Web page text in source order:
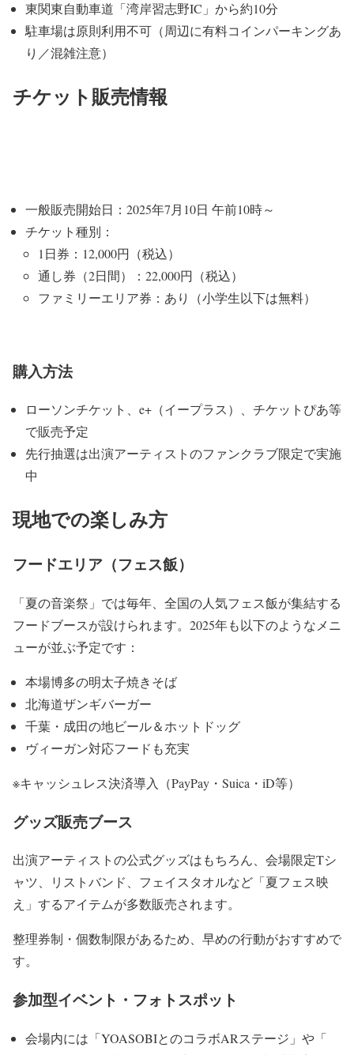
東関東自動車道「湾岸習志野IC」から約10分
駐車場は原則利用不可（周辺に有料コインパーキングあ
り／混雑注意）
チケット販売情報
一般販売開始日：2025年7月10日 午前10時～
チケット種別：
1日券：12,000円（税込）
通し券（2日間）：22,000円（税込）
ファミリーエリア券：あり（小学生以下は無料）
購入方法
ローソンチケット、e+（イープラス）、 チケットぴあ等
で販売予定
先行抽選は出演アーティストのファンクラブ限定で実施
中
現地での楽しみ方
フードエリア（フェス飯）
「夏の音楽祭」では毎年、 全国の人気フェス飯が集結する
フードブースが設けられます。 2025年も以下のようなメニ
ューが並ぶ予定です：
本場博多の明太子焼きそば
北海道ザンギバーガー
千葉・成田の地ビール＆ホットドッグ
ヴィーガン対応フードも充実
※キャッシュレス決済導入（PayPay・Suica・iD等）
グッズ販売ブース
出演アーティストの公式グッズはもちろん、会場限定Tシ
ャツ、
リストバンド、フェイスタオルなど「夏フェス映
え」 するアイテムが多数販売されます。
整理券制・個数制限があるため、早めの行動がおすすめで
す。
参加型イベント・フォトスポット
会場内には「YOASOBIとのコラボARステージ」や「